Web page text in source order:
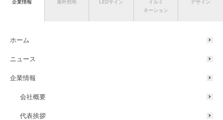
企業情報 屋外照明 LEDサイン
イルミ
ネーション
デザイン
ホーム
ニュース
企業情報
会社概要
代表挨拶
同現場の施工事例